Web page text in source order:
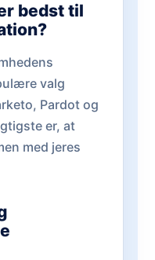
bedst til
valg
Pardot og
er, at
med jeres